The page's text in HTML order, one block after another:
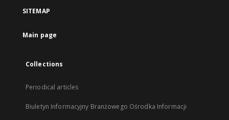
new
SITEMAP
Main page
Collections
Periodical articles
Biuletyn Informacyjny Branżowego Ośrodka Informacji